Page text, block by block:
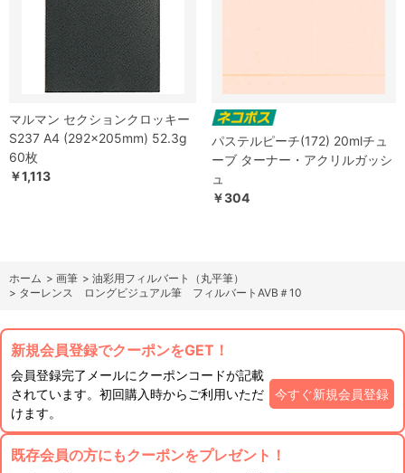
マルマン セクションクロッキー
S237 A4 (292×205mm) 52.3g
60枚
￥1,113
パステルピーチ(172) 20mlチュ
ーブ ターナー・アクリルガッシ
ュ
￥304
ホーム > 画筆 > 油彩用フィルバート（丸平筆）
> ターレンス ロングビジュアル筆 フィルバートAVB＃10
新規会員登録でクーポンをGET！
会員登録完了メールにクーポンコードが記載
されています。初回購入時からご利用いただ
けます。
今すぐ新規会員登録
既存会員の方にもクーポンをプレゼント！